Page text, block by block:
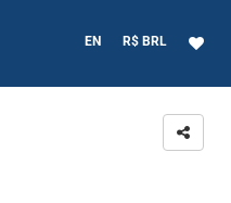
EN R$ BRL